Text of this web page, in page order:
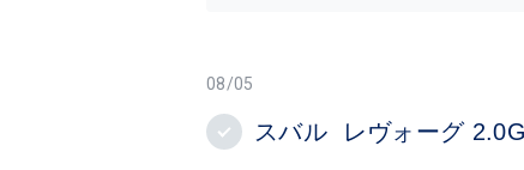
08/05
スバル レヴォーグ